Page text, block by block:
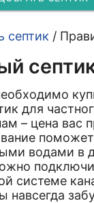
септик /
для
– цена вас
водами в
системе
навсегда